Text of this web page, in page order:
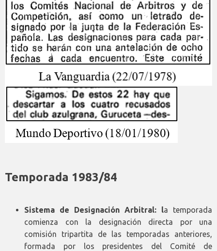
Temporada 1983/84
Sistema de Designación Arbitral: la temporada
comienza con la designación directa por una
comisión tripartita de las temporadas anteriores,
formada por los presidentes del Comité de